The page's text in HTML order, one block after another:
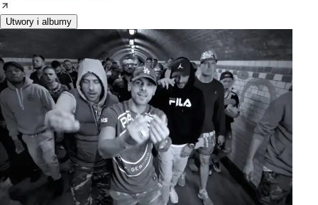
Utwory i albumy